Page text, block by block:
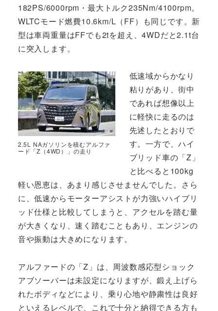
182PS/6000rpm・最大トルク235Nm/4100rpm。
WLTCモード燃費10.6km/L（FF）も同じです。新
型は車両重量はFFでも2tを超え、4WDだと2.1t台
に突入します。
2.5L NAガソリンを積むアルファ
ード「Z（4WD）」の走り
低速域からかなり
粘りがあり、街中
であれば想像以上
に軽快に走るのは
先述したとおりで
す。一方で、ハイ
ブリッド車の「Z」
と比べると100kg
軽い恩恵は、あまり感じさせませんでした。さら
に、低速からモーターアシストが力強いハイブリ
ッド仕様と比較してしまうと、アクセルを踏む量
が大きくなり、速く踏むこともあり、エンジンの
音や振動は大きめになります。
アルファードの「Z」は、周波数感応型ショック
アブソーバーは未設定になりますが、鍛え上げら
れたボディなどにより、乗り心地や静粛性は良好
といえるレベルで、これで十分と納得できる方も